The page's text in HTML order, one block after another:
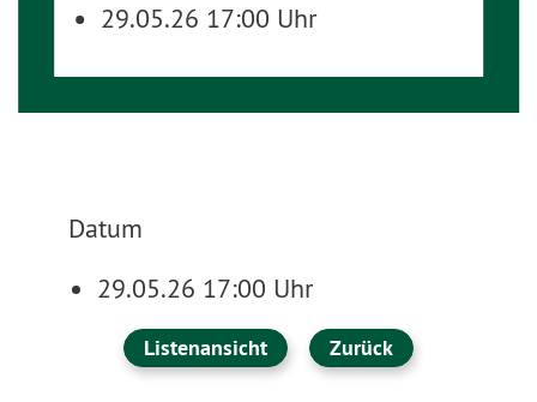
29.05.26 17:00 Uhr
Datum
29.05.26 17:00 Uhr
Listenansicht Zurück